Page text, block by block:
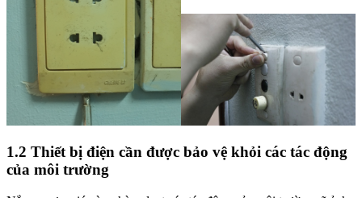
1.2 Thiết bị điện cần được bảo vệ khỏi các tác động
của môi trường